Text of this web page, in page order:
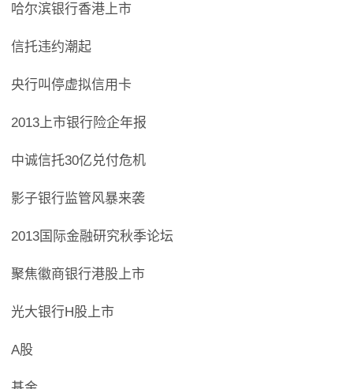
哈尔滨银行香港上市
信托违约潮起
央行叫停虚拟信用卡
2013上市银行险企年报
中诚信托30亿兑付危机
影子银行监管风暴来袭
2013国际金融研究秋季论坛
聚焦徽商银行港股上市
光大银行H股上市
A股